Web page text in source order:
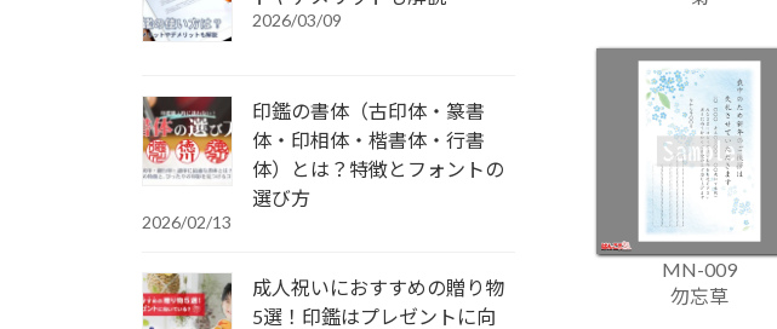
MN-009
勿忘草
2026/03/09
印鑑の書体（古印体・篆書
体・印相体・楷書体・行書
体）とは？特徴とフォントの
選び方
2026/02/13
成人祝いにおすすめの贈り物
5選！印鑑はプレゼントに向